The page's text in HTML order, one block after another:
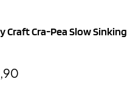
Craft Cra-Pea Slow Sinking